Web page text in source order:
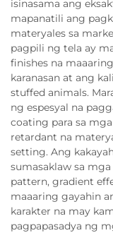
isinasama ang
mapanatili ang
materyales sa
pagpili ng tela ay
finishes na
karanasan at ang
stuffed animals.
ng espesyal na
coating para sa
retardant na
setting. Ang
sumasaklaw sa
pattern, gradient
maaaring gayahin
karakter na may
pagpapasadya ng